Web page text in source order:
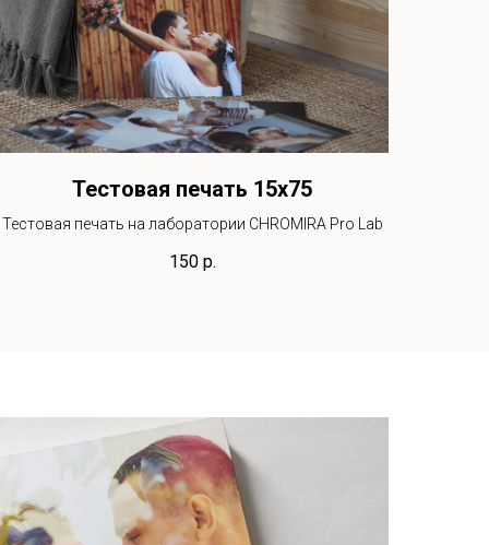
Тестовая печать 15х75
Тестовая печать на лаборатории CHROMIRA Pro Lab
150 р.